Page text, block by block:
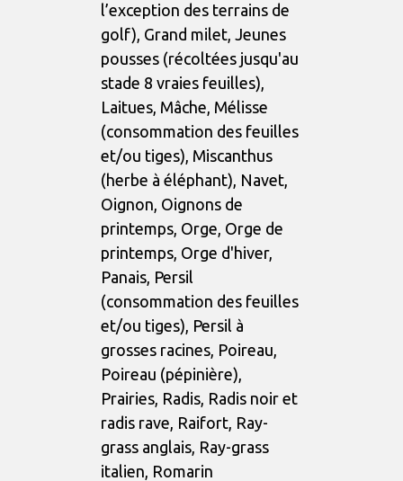
l’exception des terrains de
golf), Grand milet, Jeunes
pousses (récoltées jusqu'au
stade 8 vraies feuilles),
Laitues, Mâche, Mélisse
(consommation des feuilles
et/ou tiges), Miscanthus
(herbe à éléphant), Navet,
Oignon, Oignons de
printemps, Orge, Orge de
printemps, Orge d'hiver,
Panais, Persil
(consommation des feuilles
et/ou tiges), Persil à
grosses racines, Poireau,
Poireau (pépinière),
Prairies, Radis, Radis noir et
radis rave, Raifort, Ray-
grass anglais, Ray-grass
italien, Romarin